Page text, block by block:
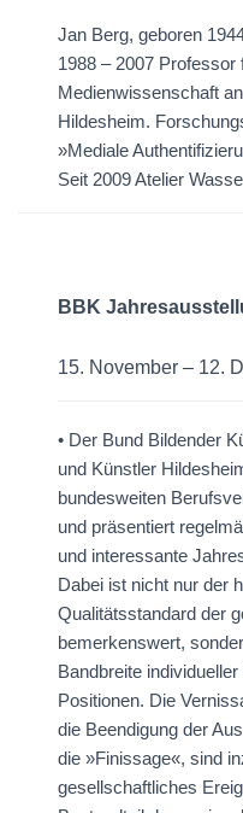
Jan Berg, geboren
1988 – 2007 Professor
Medienwissenschaft
Hildesheim.
»Mediale
Seit 2009 Atelier
BBK
15. November – 12.
• Der Bund Bildender
und Künstler
bundesweiten
und präsentiert
und interessante
Dabei ist nicht nur der
Qualitätsstandard der
bemerkenswert,
Bandbreite
Positionen. Die
die Beendigung der
die »Finissage«, sind
gesellschaftliches